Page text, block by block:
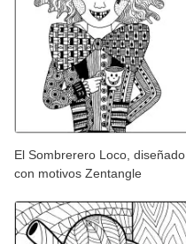
El Sombrerero Loco, diseñado
con motivos Zentangle